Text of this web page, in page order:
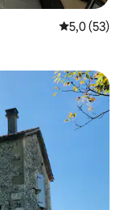
Prosječna
5,0 (53)